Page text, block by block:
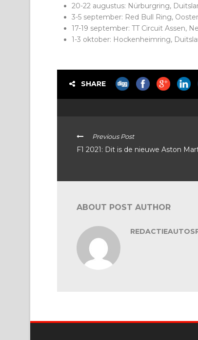
20-22 augustus: Nürburgring,
3-5 september: Red Bull Ring,
17-19 september: TT Circuit Assen,
1-3 oktober: Hockenheimring,
SHARE
Previous Post
F1 2021: Dit is de nieuwe Aston
ABOUT POST AUTHOR